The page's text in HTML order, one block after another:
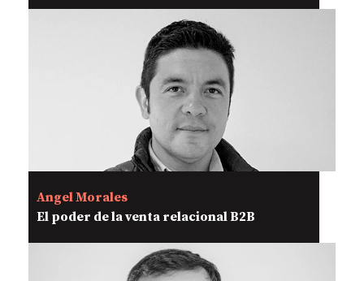
Angel Morales
El poder de la venta relacional B2B